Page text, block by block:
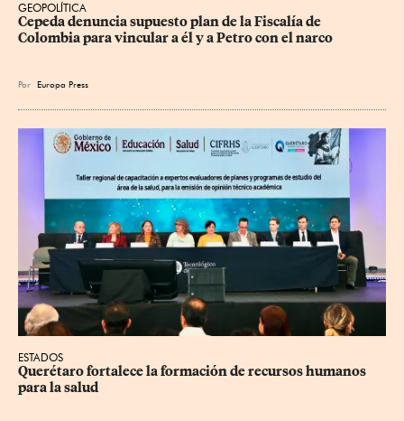
GEOPOLÍTICA
Cepeda denuncia supuesto plan de la Fiscalía de
Colombia para vincular a él y a Petro con el narco
Por Europa Press
ESTADOS
Querétaro fortalece la formación de recursos humanos
para la salud